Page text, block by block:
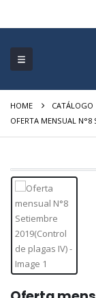
HOME
CATÁLOGO
OFERTA MENSUAL N°8